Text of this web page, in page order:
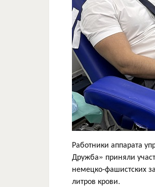
Работники аппарата
Дружба» приняли
немецко-фашистских
литров крови.